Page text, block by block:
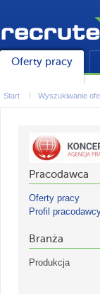
Oferty pracy
Start Wyszukiwanie
Pracodawca
Oferty pracy
Profil
Branża
Produkcja